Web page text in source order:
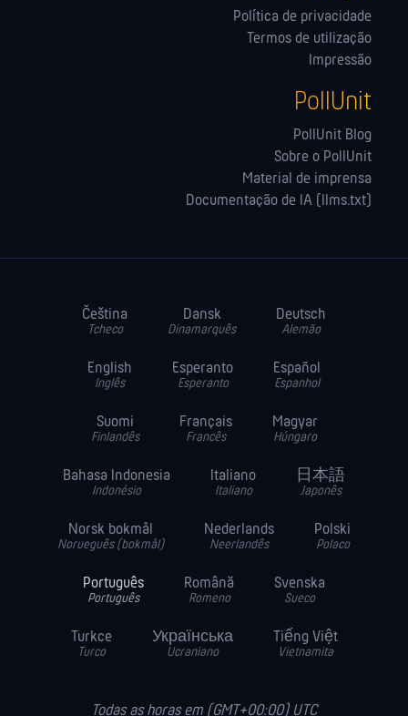
Política de privacidade
Termos de utilização
Impressão
PollUnit
PollUnit Blog
Sobre o PollUnit
Material de imprensa
Documentação de IA (llms.txt)
Čeština
Tcheco
Dansk
Dinamarquês
Deutsch
Alemão
English
Inglês
Esperanto
Esperanto
Español
Espanhol
Suomi
Finlandês
Français
Francês
Magyar
Húngaro
Bahasa Indonesia
Indonésio
Italiano
Italiano
日本語
Japonês
Norsk bokmål
Norueguês (bokmål)
Nederlands
Neerlandês
Polski
Polaco
Português
Português
Română
Romeno
Svenska
Sueco
Turkce
Turco
Українська
Ucraniano
Tiếng Việt
Vietnamita
Todas as horas em (GMT+00:00) UTC